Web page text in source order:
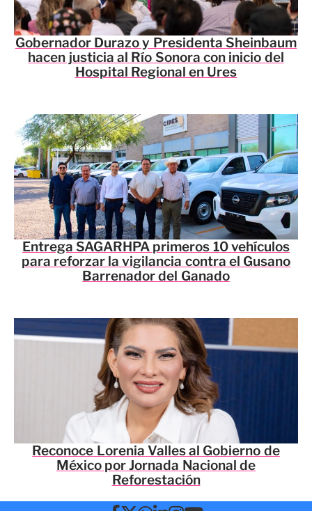
Gobernador Durazo y Presidenta Sheinbaum
hacen justicia al Río Sonora con inicio del
Hospital Regional en Ures
Entrega SAGARHPA primeros 10 vehículos
para reforzar la vigilancia contra el Gusano
Barrenador del Ganado
Reconoce Lorenia Valles al Gobierno de
México por Jornada Nacional de
Reforestación